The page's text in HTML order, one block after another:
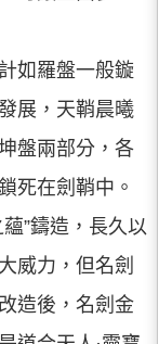
如羅盤一般鏇
展，天鞘晨曦
盤兩部分，各
死在劍鞘中。
”鑄造，長久以
威力，但名劍
造後，名劍金